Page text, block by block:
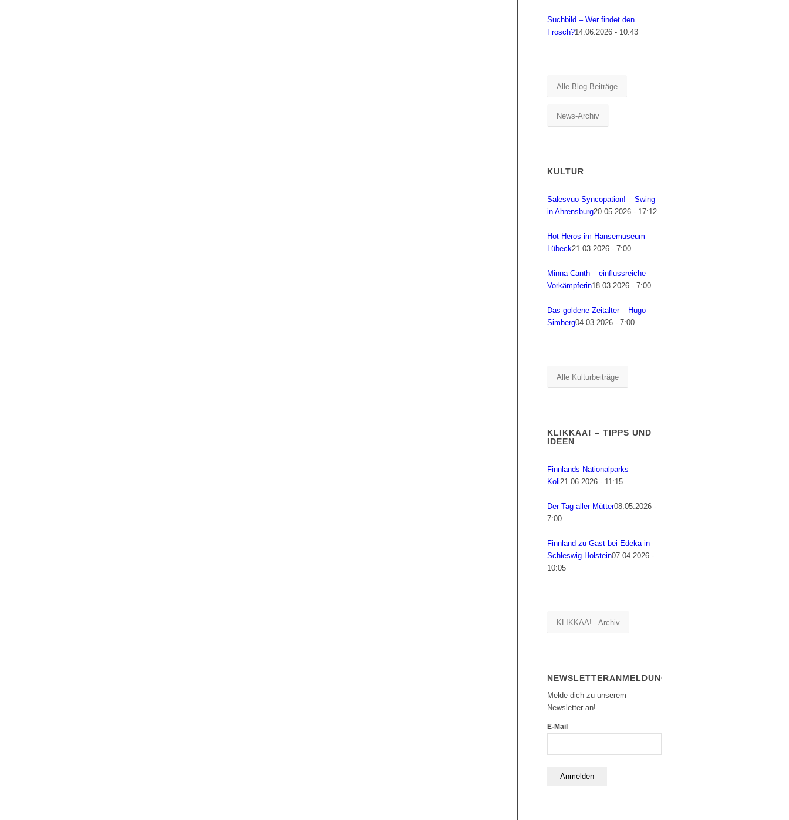
Suchbild – Wer findet den
Frosch?14.06.2026 - 10:43
Alle Blog-Beiträge
News-Archiv
KULTUR
Salesvuo Syncopation! – Swing
in Ahrensburg20.05.2026 - 17:12
Hot Heros im Hansemuseum
Lübeck21.03.2026 - 7:00
Minna Canth – einflussreiche
Vorkämpferin18.03.2026 - 7:00
Das goldene Zeitalter – Hugo
Simberg04.03.2026 - 7:00
Alle Kulturbeiträge
KLIKKAA! – TIPPS UND
IDEEN
Finnlands Nationalparks –
Koli21.06.2026 - 11:15
Der Tag aller Mütter08.05.2026 -
7:00
Finnland zu Gast bei Edeka in
Schleswig-Holstein07.04.2026 -
10:05
KLIKKAA! - Archiv
NEWSLETTERANMELDUNG
Melde dich zu unserem
Newsletter an!
E-Mail
Anmelden